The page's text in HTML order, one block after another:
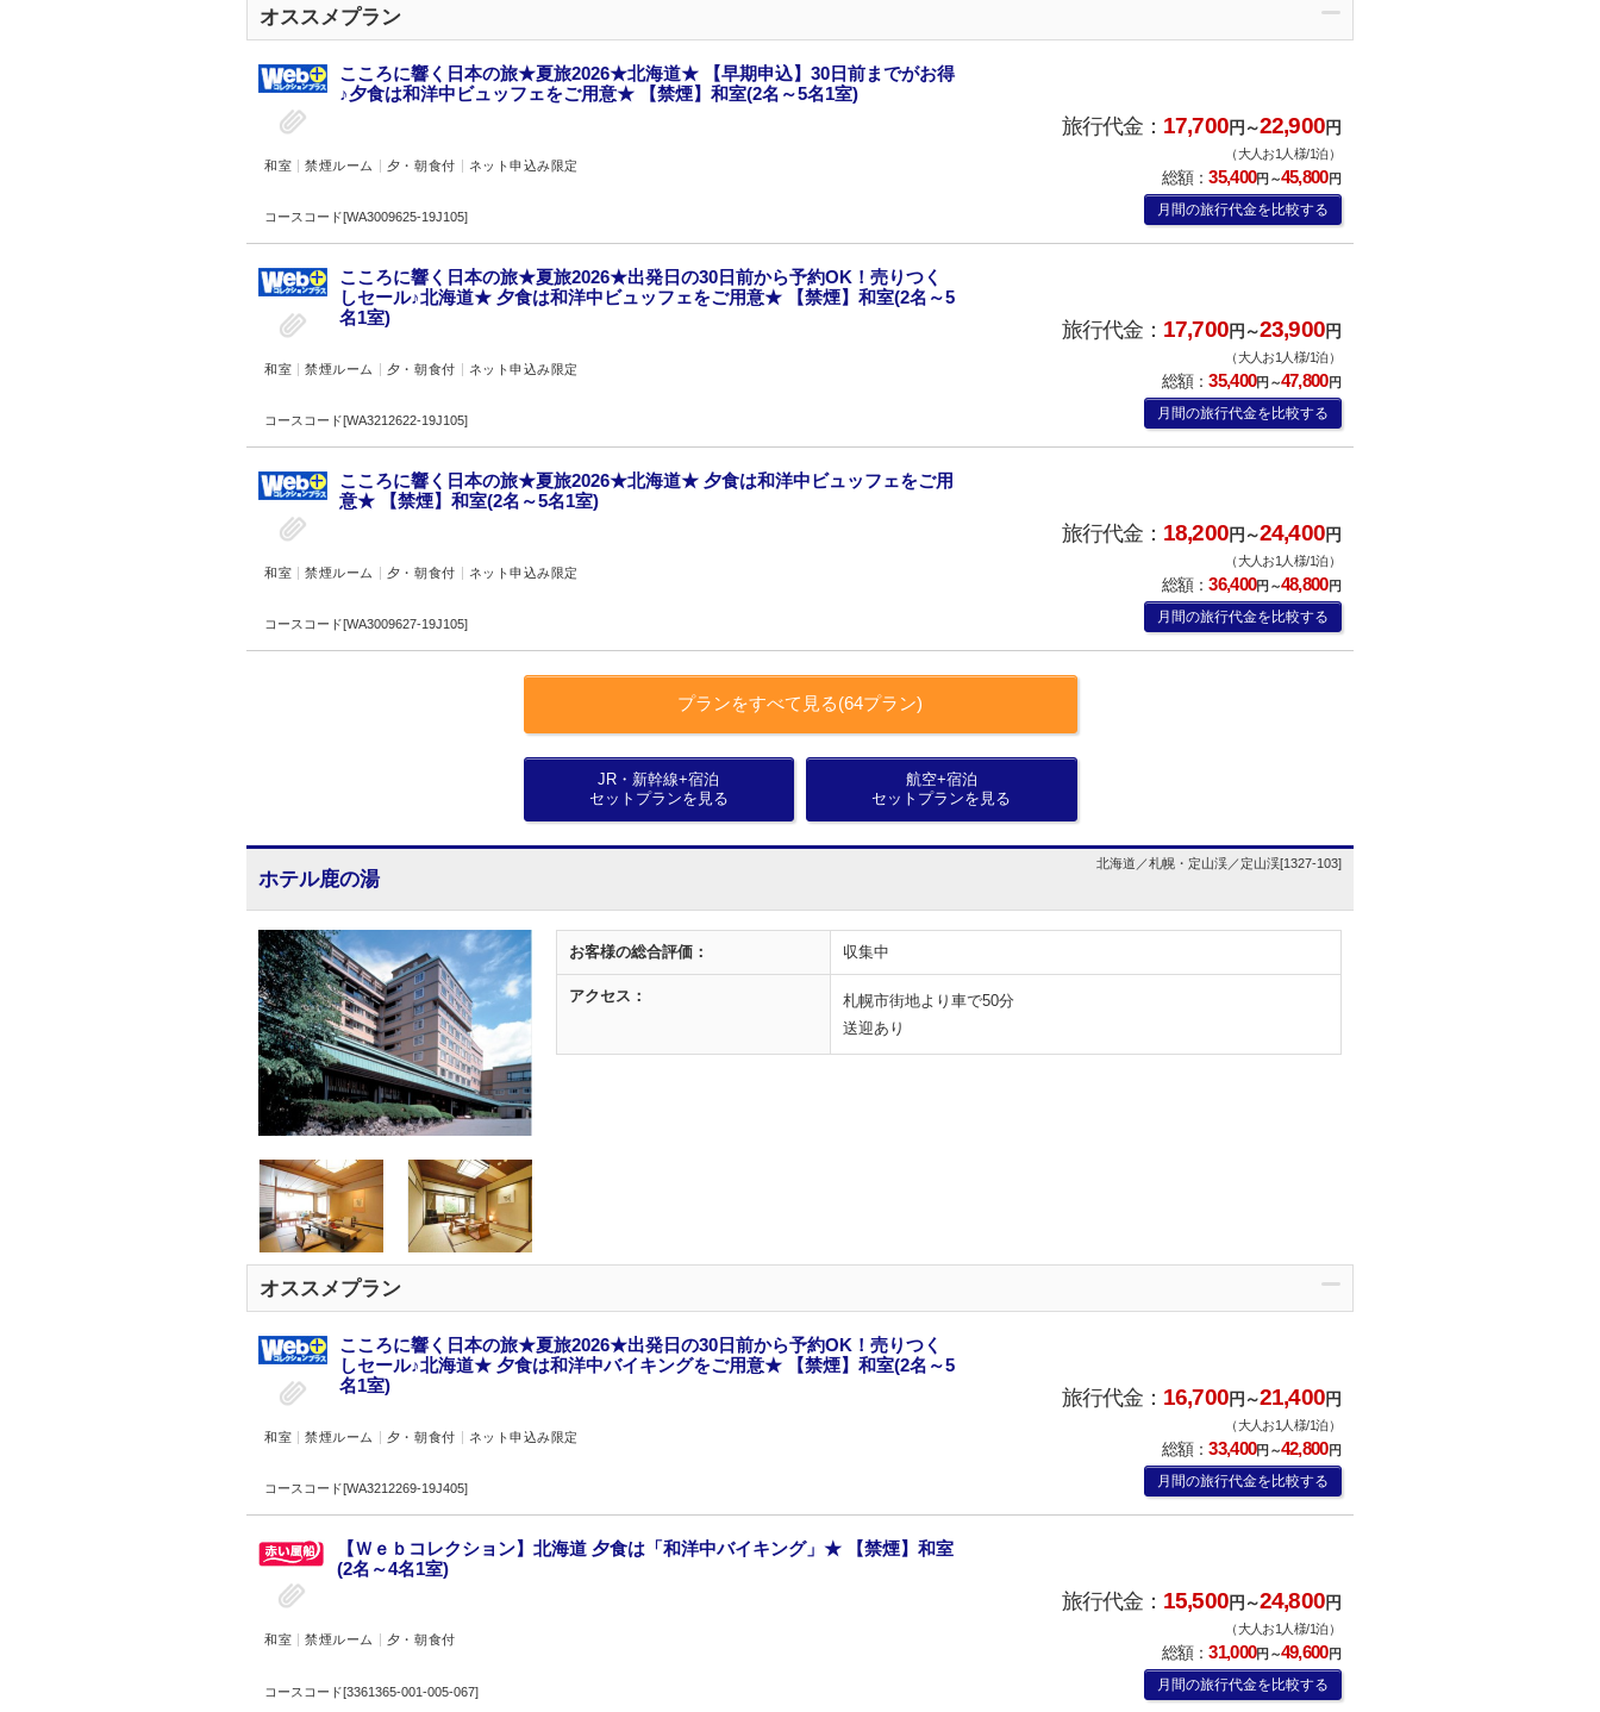
オススメプラン
こころに響く日本の旅★夏旅2026★北海道★ 【早期申込】30日前までがお得
♪夕食は和洋中ビュッフェをご用意★ 【禁煙】和室(2名～5名1室)
和室 禁煙ルーム 夕・朝食付 ネット申込み限定
旅行代金： 17,700円～22,900円
（大人お1人様/1泊）
総額：35,400円～45,800円
コースコード[WA3009625-19J105] 月間の旅行代金を比較する
こころに響く日本の旅★夏旅2026★出発日の30日前から予約OK！売りつく
しセール♪北海道★ 夕食は和洋中ビュッフェをご用意★ 【禁煙】和室(2名～5
名1室)
和室 禁煙ルーム 夕・朝食付 ネット申込み限定
旅行代金： 17,700円～23,900円
（大人お1人様/1泊）
総額：35,400円～47,800円
コースコード[WA3212622-19J105] 月間の旅行代金を比較する
こころに響く日本の旅★夏旅2026★北海道★ 夕食は和洋中ビュッフェをご用
意★ 【禁煙】和室(2名～5名1室)
和室 禁煙ルーム 夕・朝食付 ネット申込み限定
旅行代金： 18,200円～24,400円
（大人お1人様/1泊）
総額：36,400円～48,800円
コースコード[WA3009627-19J105] 月間の旅行代金を比較する
プランをすべて見る(64プラン)
JR・新幹線+宿泊
セットプランを見る
航空+宿泊
セットプランを見る
ホテル鹿の湯
北海道／札幌・定山渓／定山渓[1327-103]
お客様の総合評価： 収集中
アクセス：
札幌市街地より車で50分
送迎あり
オススメプラン
こころに響く日本の旅★夏旅2026★出発日の30日前から予約OK！売りつく
しセール♪北海道★ 夕食は和洋中バイキングをご用意★ 【禁煙】和室(2名～5
名1室)
和室 禁煙ルーム 夕・朝食付 ネット申込み限定
旅行代金： 16,700円～21,400円
（大人お1人様/1泊）
総額：33,400円～42,800円
コースコード[WA3212269-19J405] 月間の旅行代金を比較する
【Ｗｅｂコレクション】北海道 夕食は「和洋中バイキング」★ 【禁煙】和室
(2名～4名1室)
和室 禁煙ルーム 夕・朝食付
旅行代金： 15,500円～24,800円
（大人お1人様/1泊）
総額：31,000円～49,600円
コースコード[3361365-001-005-067] 月間の旅行代金を比較する